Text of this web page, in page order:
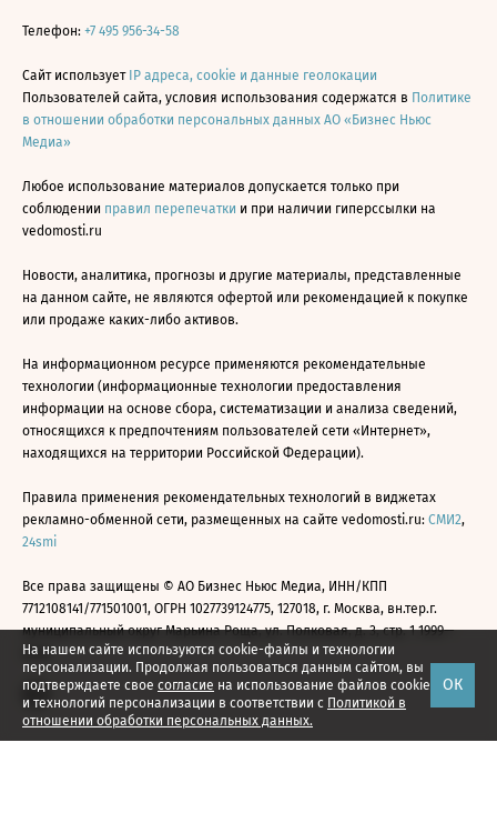
На нашем сайте используются cookie-файлы и технологии
персонализации. Продолжая пользоваться данным сайтом, вы
подтверждаете свое согласие на использование файлов cookie
и технологий персонализации в соответствии с Политикой в
отношении обработки персональных данных.
ОК
Телефон: +7 495 956-34-58
Сайт использует IP адреса, cookie и данные геолокации
Пользователей сайта, условия использования содержатся в Политике
в отношении обработки персональных данных АО «Бизнес Ньюс
Медиа»
Любое использование материалов допускается только при
соблюдении правил перепечатки и при наличии гиперссылки на
vedomosti.ru
Новости, аналитика, прогнозы и другие материалы, представленные
на данном сайте, не являются офертой или рекомендацией к покупке
или продаже каких-либо активов.
На информационном ресурсе применяются рекомендательные
технологии (информационные технологии предоставления
информации на основе сбора, систематизации и анализа сведений,
относящихся к предпочтениям пользователей сети «Интернет»,
находящихся на территории Российской Федерации).
Правила применения рекомендательных технологий в виджетах
рекламно-обменной сети, размещенных на сайте vedomosti.ru: СМИ2,
24smi
Все права защищены © АО Бизнес Ньюс Медиа, ИНН/КПП
7712108141/771501001, ОГРН 1027739124775, 127018, г. Москва, вн.тер.г.
муниципальный округ Марьина Роща, ул. Полковая, д. 3, стр. 1 1999—
2026